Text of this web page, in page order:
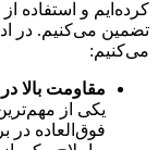
کرده‌ایم و استفاده
تضمین می‌کنیم. در
می‌کنیم:
مقاومت بالا
یکی از
فوق‌العاده در